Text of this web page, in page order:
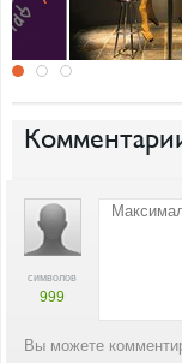
символов
999
Вы можете